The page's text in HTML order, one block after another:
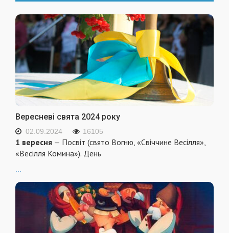
Вересневі свята 2024 року
02.09.2024 16105
1 вересня — Посвіт (свято Вогню, «Свіччине Весілля»,
«Весілля Комина»). День
...